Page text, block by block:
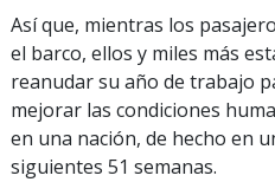
Así que, mientras los
el barco, ellos y miles más
reanudar su año de trabajo
mejorar las condiciones
en una nación, de hecho en
siguientes 51 semanas.